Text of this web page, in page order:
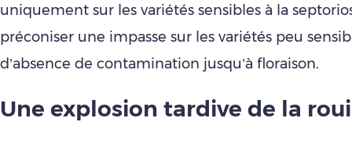
uniquement sur les variétés sensibles à la
préconiser une impasse sur les variétés peu
d’absence de contamination jusqu’à floraison.
Une explosion tardive de la